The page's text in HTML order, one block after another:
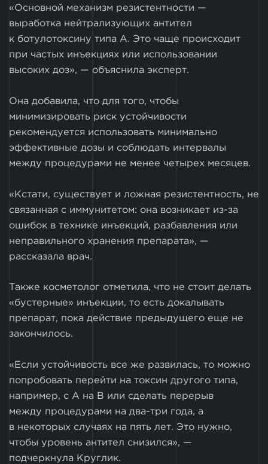
«Основной механизм резистентности —
выработка нейтрализующих антител
к ботулотоксину типа А. Это чаще происходит
при частых инъекциях или использовании
высоких доз», — объяснила эксперт.
Она добавила, что для того, чтобы
минимизировать риск устойчивости
рекомендуется использовать минимально
эффективные дозы и соблюдать интервалы
между процедурами не менее четырех месяцев.
«Кстати, существует и ложная резистентность, не
связанная с иммунитетом: она возникает из-за
ошибок в технике инъекций, разбавления или
неправильного хранения препарата», —
рассказала врач.
Также косметолог отметила, что не стоит делать
«бустерные» инъекции, то есть докалывать
препарат, пока действие предыдущего еще не
закончилось.
«Если устойчивость все же развилась, то можно
попробовать перейти на токсин другого типа,
например, с А на B или сделать перерыв
между процедурами на два-три года, а
в некоторых случаях на пять лет. Это нужно,
чтобы уровень антител снизился», —
подчеркнула Круглик.